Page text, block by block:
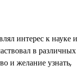
интерес к науке и
в различных
и желание узнать,